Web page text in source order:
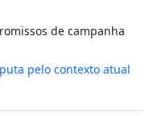
de campanha
pelo contexto atual